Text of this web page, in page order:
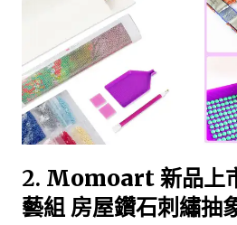
2. Momoart 新品上
藝組 房屋鑽石刺繡抽